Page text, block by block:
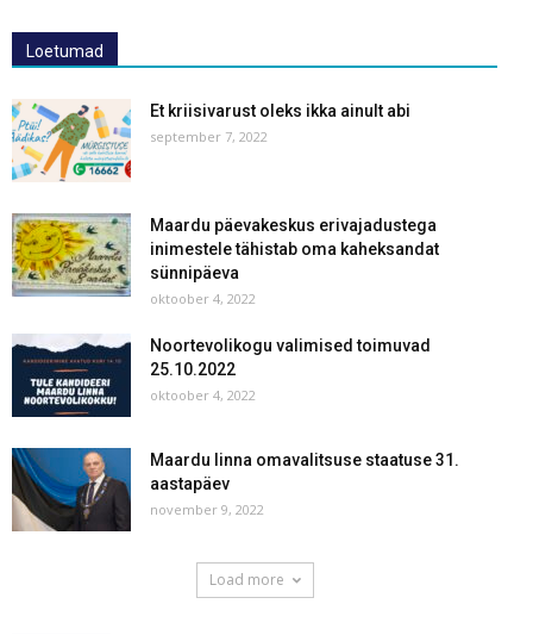
Loetumad
Et kriisivarust oleks ikka ainult abi
september 7, 2022
Maardu päevakeskus erivajadustega
inimestele tähistab oma kaheksandat
sünnipäeva
oktoober 4, 2022
Noortevolikogu valimised toimuvad
25.10.2022
oktoober 4, 2022
Maardu linna omavalitsuse staatuse 31.
aastapäev
november 9, 2022
Load more